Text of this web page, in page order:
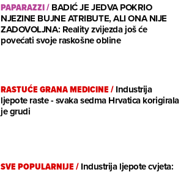
PAPARAZZI/BADIĆ JE JEDVA POKRIO
NJEZINE BUJNE ATRIBUTE, ALI ONA NIJE
ZADOVOLJNA: Reality zvijezda još će
povećati svoje raskošne obline
RASTUĆE GRANA MEDICINE/Industrija
ljepote raste - svaka sedma Hrvatica korigirala
je grudi
SVE POPULARNIJE/Industrija ljepote cvjeta: